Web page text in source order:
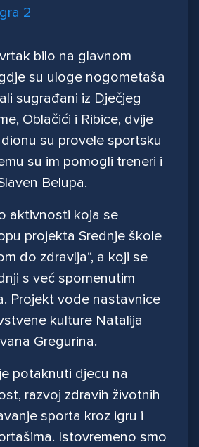
bilo na glavnom
su uloge nogometaša
sugrađani iz Dječjeg
Oblačići i Ribice, dvije
su provele sportsku
su im pomogli treneri i
Belupa.
aktivnosti koja se
projekta Srednje škole
do zdravlja“, a koji se
s već spomenutim
Projekt vode nastavnice
kulture Natalija
Gregurina.
potaknuti djecu na
razvoj zdravih životnih
sporta kroz igru i
Istovremeno smo